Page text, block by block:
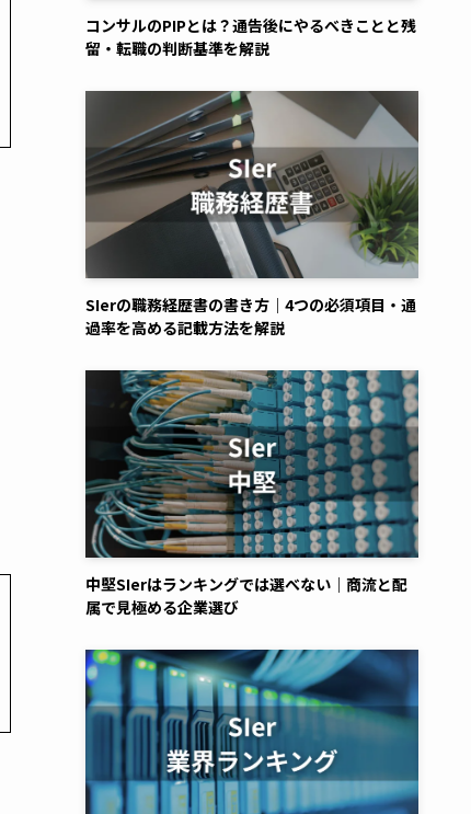
コンサルのPIPとは？通告後にやるべきことと残
留・転職の判断基準を解説
SIerの職務経歴書の書き方｜4つの必須項目・通
過率を高める記載方法を解説
中堅SIerはランキングでは選べない｜商流と配
属で見極める企業選び